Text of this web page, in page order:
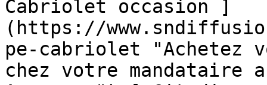
Cabriolet occasion ]
(https://
pe-cabriolet "Achetez
chez votre mandataire